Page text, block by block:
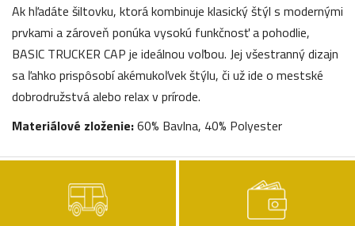
Ak hľadáte šiltovku, ktorá kombinuje klasický štýl s modernými
prvkami a zároveň ponúka vysokú funkčnosť a pohodlie,
BASIC TRUCKER CAP je ideálnou voľbou. Jej všestranný dizajn
sa ľahko prispôsobí akémukoľvek štýlu, či už ide o mestské
dobrodružstvá alebo relax v prírode.
Materiálové zloženie:60% Bavlna, 40% Polyester